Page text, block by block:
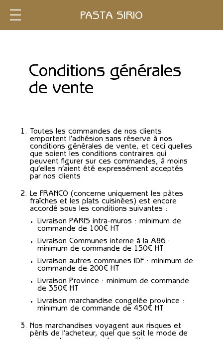
PASTA SIRIO
Conditions générales
de vente
Toutes les commandes de nos clients
emportent l’adhésion sans réserve à nos
conditions générales de vente, et ceci quelles
que soient les conditions contraires qui
peuvent figurer sur ces commandes, à moins
qu’elles n’aient été expressément acceptés
par nos clients
Le FRANCO (concerne uniquement les pâtes
fraîches et les plats cuisinées) est encore
accordé sous les conditions suivantes :
Livraison PARIS intra-muros : minimum de
commande de 100€ HT
Livraison Communes interne à la A86 :
minimum de commande de 150€ HT
Livraison autres communes IDF : minimum de
commande de 200€ HT
Livraison Province : minimum de commande
de 350€ HT
Livraison marchandise congelée province :
minimum de commande de 450€ HT
Nos marchandises voyagent aux risques et
périls de l’acheteur, quel que soit le mode de